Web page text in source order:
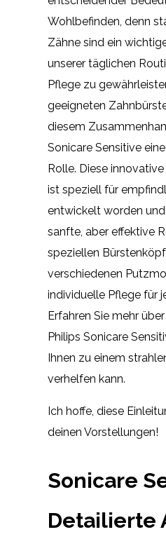
Wohlbefinden, denn
Zähne sind ein
unserer täglichen
Pflege zu
geeigneten
diesem
Sonicare Sensitive
Rolle. Diese
ist speziell für
entwickelt worden
sanfte, aber effektive
speziellen
verschiedenen
individuelle Pflege für
Erfahren Sie mehr
Philips Sonicare
Ihnen zu einem
verhelfen kann.
Ich hoffe, diese
deinen Vorstellungen!
Sonicare
Detailierte